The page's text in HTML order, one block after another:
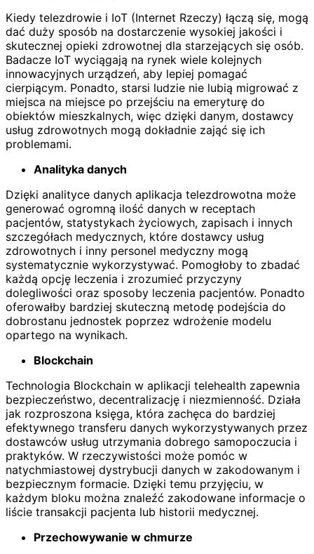
Kiedy telezdrowie i IoT (Internet Rzeczy) łączą się, mogą
dać duży sposób na dostarczenie wysokiej jakości i
skutecznej opieki zdrowotnej dla starzejących się osób.
Badacze IoT wyciągają na rynek wiele kolejnych
innowacyjnych urządzeń, aby lepiej pomagać
cierpiącym. Ponadto, starsi ludzie nie lubią migrować z
miejsca na miejsce po przejściu na emeryturę do
obiektów mieszkalnych, więc dzięki danym, dostawcy
usług zdrowotnych mogą dokładnie zająć się ich
problemami.
Analityka danych
Dzięki analityce danych aplikacja telezdrowotna może
generować ogromną ilość danych w receptach
pacjentów, statystykach życiowych, zapisach i innych
szczegółach medycznych, które dostawcy usług
zdrowotnych i inny personel medyczny mogą
systematycznie wykorzystywać. Pomogłoby to zbadać
każdą opcję leczenia i zrozumieć przyczyny
dolegliwości oraz sposoby leczenia pacjentów. Ponadto
oferowałby bardziej skuteczną metodę podejścia do
dobrostanu jednostek poprzez wdrożenie modelu
opartego na wynikach.
Blockchain
Technologia Blockchain w aplikacji telehealth zapewnia
bezpieczeństwo, decentralizację i niezmienność. Działa
jak rozproszona księga, która zachęca do bardziej
efektywnego transferu danych wykorzystywanych przez
dostawców usług utrzymania dobrego samopoczucia i
praktyków. W rzeczywistości może pomóc w
natychmiastowej dystrybucji danych w zakodowanym i
bezpiecznym formacie. Dzięki temu przyjęciu, w
każdym bloku można znaleźć zakodowane informacje o
liście transakcji pacjenta lub historii medycznej.
Przechowywanie w chmurze